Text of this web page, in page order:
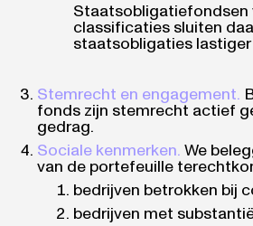
Staatsobligatiefondsen
classificaties sluiten
staatsobligaties
Stemrecht en engagement.
fonds zijn stemrecht actief
gedrag.
Sociale kenmerken. We
van de portefeuille
bedrijven betrokken bij
bedrijven met